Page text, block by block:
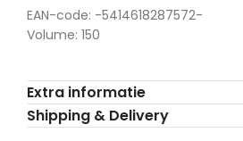
EAN-code: -5414618287572-
Volume: 150
Extra informatie
Shipping & Delivery